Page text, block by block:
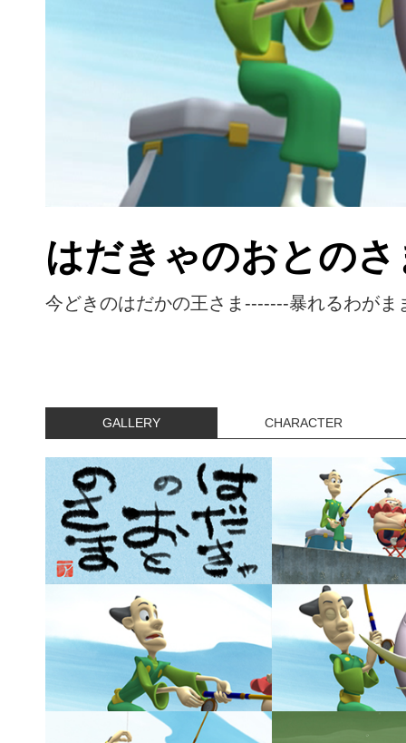
はだきゃのおとのさ
今どきのはだかの王さま-------暴れるわが
GALLERY CHARACTER